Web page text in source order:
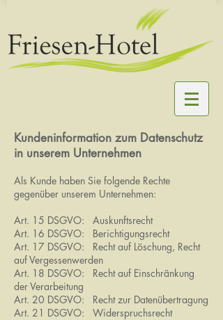
Kundeninformation zum Datenschutz
in unserem Unternehmen
Als Kunde haben Sie folgende Rechte
gegenüber unserem Unternehmen:
Art. 15 DSGVO: Auskunftsrecht
Art. 16 DSGVO: Berichtigungsrecht
Art. 17 DSGVO: Recht auf Löschung, Recht
auf Vergessenwerden
Art. 18 DSGVO: Recht auf Einschränkung
der Verarbeitung
Art. 20 DSGVO: Recht zur Datenübertragung
Art. 21 DSGVO: Widerspruchsrecht